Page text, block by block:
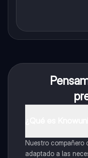
Nuestro compañero
adaptado a las